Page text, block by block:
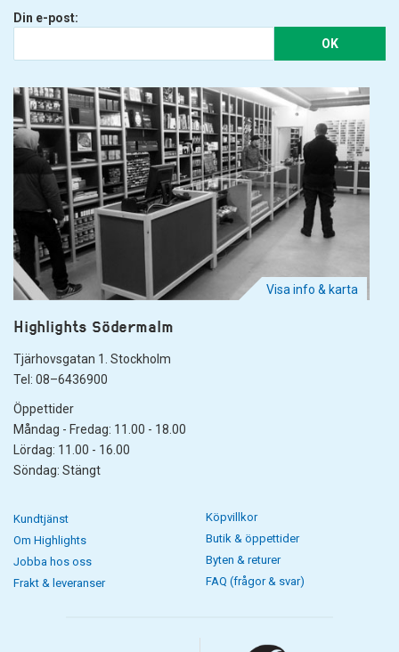
Din e-post:
OK
Visa info & karta
Highlights Södermalm
Tjärhovsgatan 1. Stockholm
Tel: 08–6436900
Öppettider
Måndag - Fredag: 11.00 - 18.00
Lördag: 11.00 - 16.00
Söndag: Stängt
Kundtjänst
Om Highlights
Jobba hos oss
Frakt & leveranser
Köpvillkor
Butik & öppettider
Byten & returer
FAQ (frågor & svar)